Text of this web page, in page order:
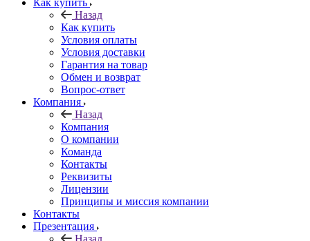
Как купить
Назад
Как купить
Условия оплаты
Условия доставки
Гарантия на товар
Обмен и возврат
Вопрос-ответ
Компания
Назад
Компания
О компании
Команда
Контакты
Реквизиты
Лицензии
Принципы и миссия компании
Контакты
Презентация
Назад